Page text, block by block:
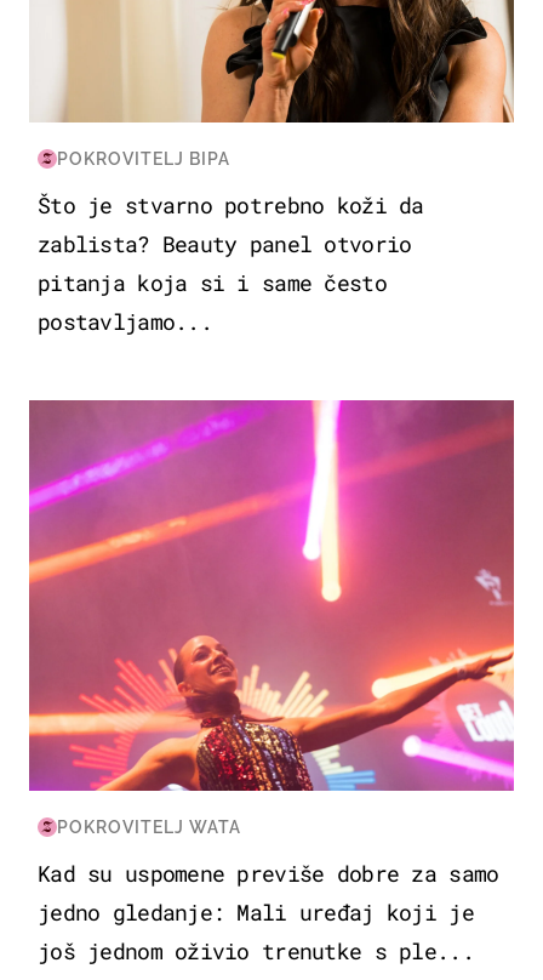
POKROVITELJ BIPA
Što je stvarno potrebno koži da
zablista? Beauty panel otvorio
pitanja koja si i same često
postavljamo...
KULTURA & ZABAVA
POKROVITELJ WATA
Kad su uspomene previše dobre za samo
jedno gledanje: Mali uređaj koji je
još jednom oživio trenutke s ple...